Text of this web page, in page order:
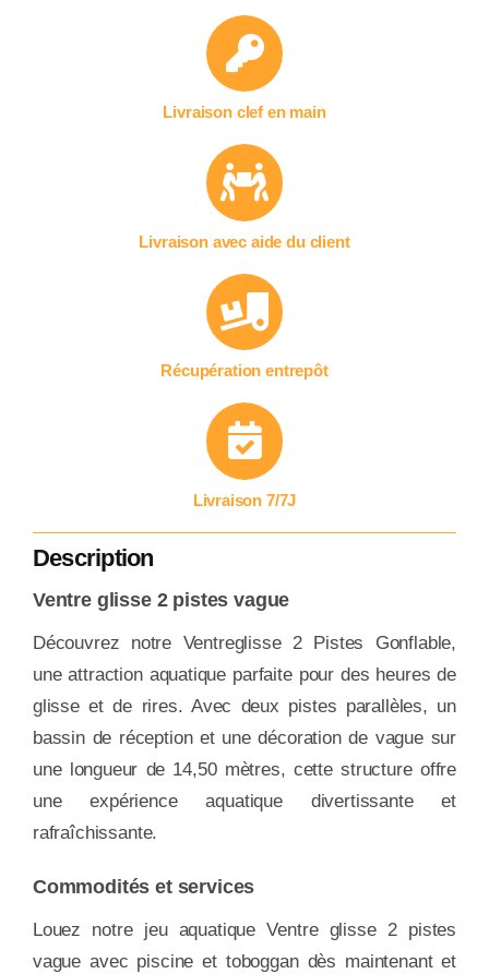
Livraison clef en main
Livraison avec aide du client
Récupération entrepôt
Livraison 7/7J
Description
Ventre glisse 2 pistes vague
Découvrez notre Ventreglisse 2 Pistes Gonflable,
une attraction aquatique parfaite pour des heures de
glisse et de rires. Avec deux pistes parallèles, un
bassin de réception et une décoration de vague sur
une longueur de 14,50 mètres, cette structure offre
une expérience aquatique divertissante et
rafraîchissante.
Commodités et services
Louez notre jeu aquatique Ventre glisse 2 pistes
vague avec piscine et toboggan dès maintenant et